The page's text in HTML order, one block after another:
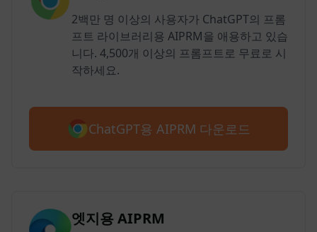
2백만 명 이상의 사용자가 ChatGPT의 프롬
프트 라이브러리용 AIPRM을 애용하고 있습
니다. 4,500개 이상의 프롬프트로 무료로 시
작하세요.
ChatGPT용 AIPRM 다운로드
엣지용 AIPRM